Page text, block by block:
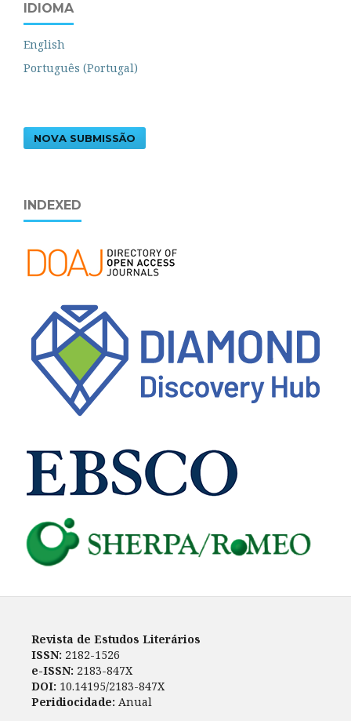
IDIOMA
English
Português (Portugal)
NOVA SUBMISSÃO
INDEXED
Revista de Estudos Literários
ISSN: 2182-1526
e-ISSN: 2183-847X
DOI: 10.14195/2183-847X
Peridiocidade: Anual